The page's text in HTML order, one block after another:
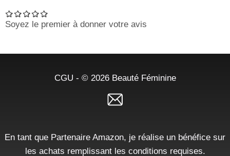
Soyez le premier à donner votre avis
CGU - © 2026 Beauté Féminine
En tant que Partenaire Amazon, je réalise un bénéfice sur
les achats remplissant les conditions requises.